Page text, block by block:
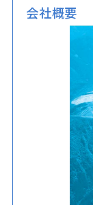
会社概要